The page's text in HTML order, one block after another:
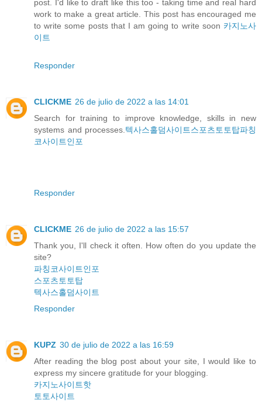
post. I'd like to draft like this too - taking time and real hard
work to make a great article. This post has encouraged me
to write some posts that I am going to write soon 카지노사
이트
Responder
CLICKME 26 de julio de 2022 a las 14:01
Search for training to improve knowledge, skills in new
systems and processes. 텍사스홀덤사이트스포츠토토탑파칭
코사이트인포
Responder
CLICKME 26 de julio de 2022 a las 15:57
Thank you, I'll check it often. How often do you update the
site?
파칭코사이트인포
스포츠토토탑
텍사스홀덤사이트
Responder
KUPZ 30 de julio de 2022 a las 16:59
After reading the blog post about your site, I would like to
express my sincere gratitude for your blogging.
카지노사이트핫
토토사이트